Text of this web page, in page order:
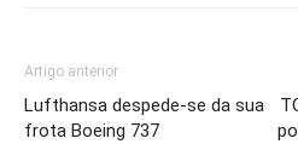
Artigo anterior
Lufthansa despede-se da sua
frota Boeing 737